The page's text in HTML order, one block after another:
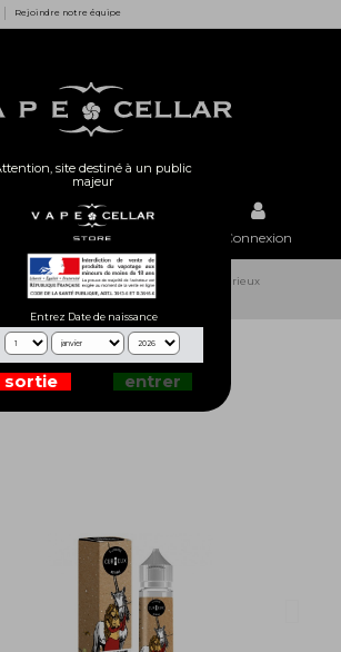
site destiné à un public
majeur
Entrez Date de naissance
Rejoindre notre équipe
Rechercher Connexion
Autres Marques Curieux
Licorne - Curieux